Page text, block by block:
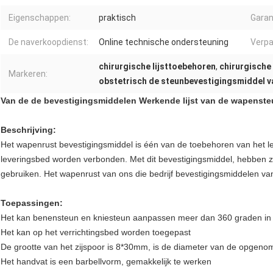
Eigenschappen: praktisch
De naverkoopdienst: Online technische ondersteuning
Markeren:
chirurgische lijsttoebehoren,
obstetrisch de steunbevestigingsmiddel
Van de de bevestigingsmiddelen Werkende lijst van de
Beschrijving:
Het wapenrust bevestigingsmiddel is één van de toebehoren van het
leveringsbed worden verbonden. Met dit bevestigingsmiddel, hebben
gebruiken. Het wapenrust van ons die bedrijf bevestigingsmiddelen
Toepassingen:
Het kan benensteun en kniesteun aanpassen meer dan 360 graden
Het kan op het verrichtingsbed worden toegepast
De grootte van het zijspoor is 8*30mm, is de diameter van de
Het handvat is een barbellvorm, gemakkelijk te werken